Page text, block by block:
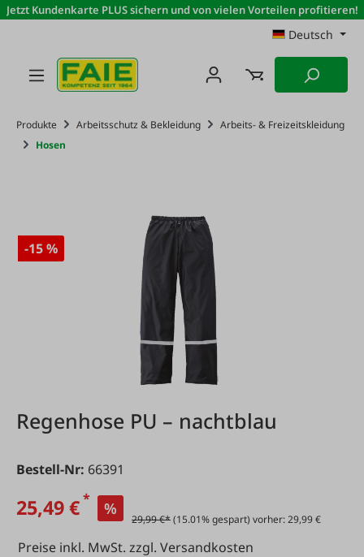
Zum Hauptinhalt springen
Jetzt Kundenkarte PLUS sichern und von vielen Vorteilen profitieren!
Deutsch
Produkte Arbeitsschutz & Bekleidung
Arbeits- & Freizeitskleidung
Hosen
-15 %
Regenhose PU – nachtblau
Bestell-Nr: 66391
25,49 €* %
29,99 €*(15.01% gespart) vorher: 29,99 €
Preise inkl. MwSt. zzgl. Versandkosten